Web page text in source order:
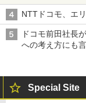
穴と楽天モバイ
NTTドコモ、エ
ドコモ前田社長
への考え方にも
Special Site